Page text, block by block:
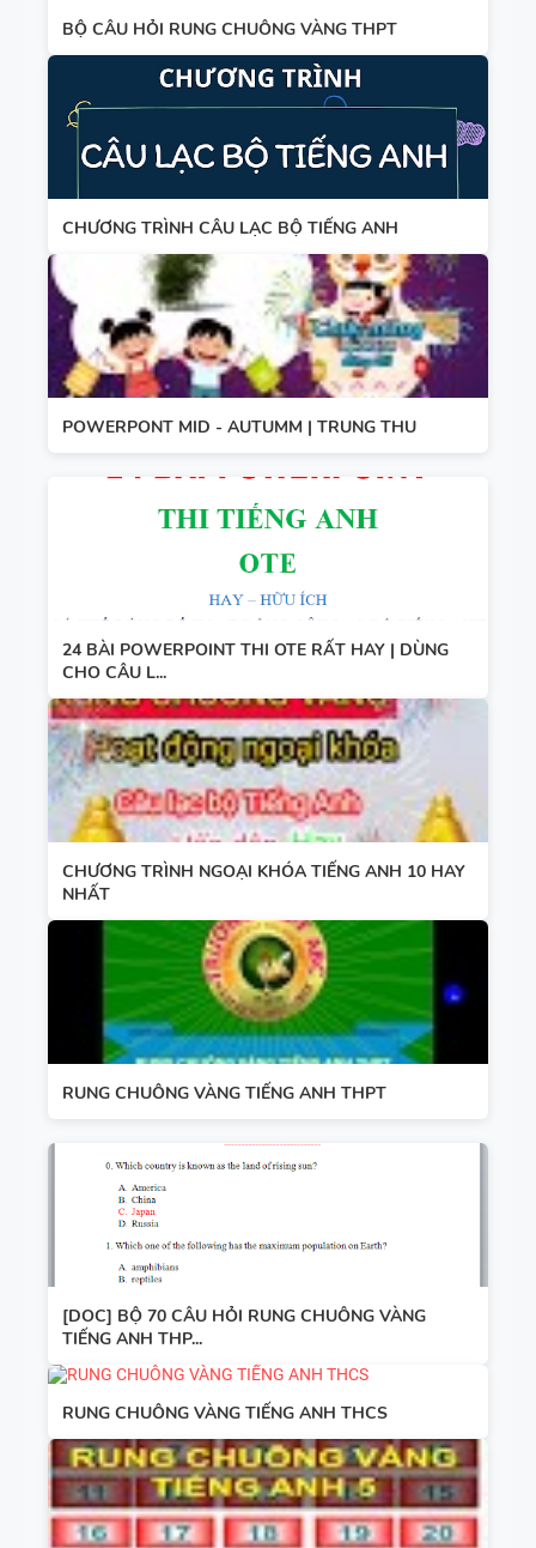
BỘ CÂU HỎI RUNG CHUÔNG VÀNG THPT
CHƯƠNG TRÌNH CÂU LẠC BỘ TIẾNG ANH
POWERPONT MID - AUTUMM | TRUNG THU
24 BÀI POWERPOINT THI OTE RẤT HAY | DÙNG
CHO CÂU L...
CHƯƠNG TRÌNH NGOẠI KHÓA TIẾNG ANH 10 HAY
NHẤT
RUNG CHUÔNG VÀNG TIẾNG ANH THPT
[DOC] BỘ 70 CÂU HỎI RUNG CHUÔNG VÀNG
TIẾNG ANH THP...
RUNG CHUÔNG VÀNG TIẾNG ANH THCS